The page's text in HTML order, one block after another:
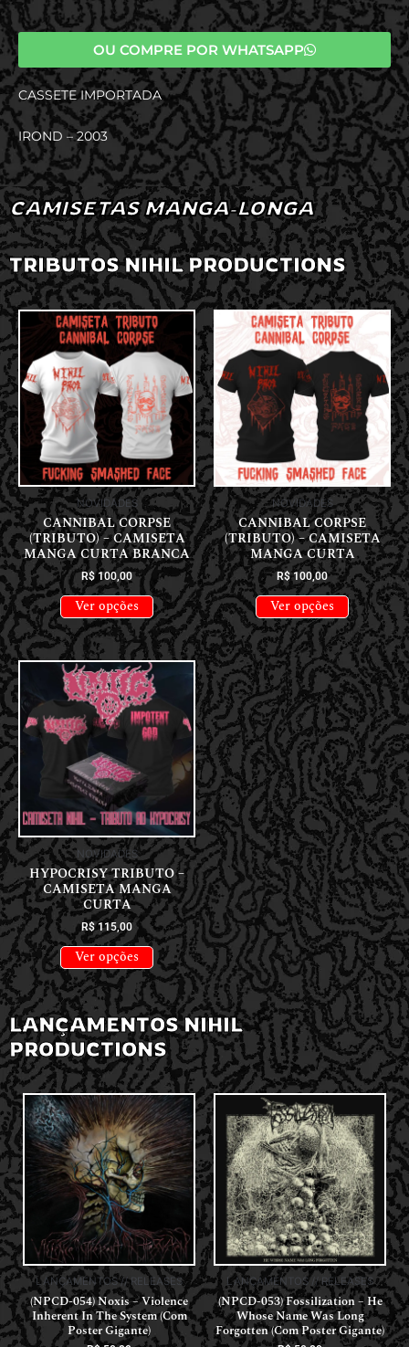
OU COMPRE POR WHATSAPP
CASSETE IMPORTADA
IROND – 2003
CAMISETAS MANGA-LONGA
TRIBUTOS NIHIL PRODUCTIONS
NOVIDADES
CANNIBAL CORPSE
(TRIBUTO) – CAMISETA
MANGA CURTA BRANCA
R$100,00
Ver opções
NOVIDADES
CANNIBAL CORPSE
(TRIBUTO) – CAMISETA
MANGA CURTA
R$100,00
Ver opções
NOVIDADES
HYPOCRISY TRIBUTO –
CAMISETA MANGA
CURTA
R$115,00
Ver opções
LANÇAMENTOS NIHIL
PRODUCTIONS
LANÇAMENTOS // RELEASES
(NPCD-054) Noxis – Violence
Inherent In The System (Com
Poster Gigante)
LANÇAMENTOS // RELEASES
(NPCD-053) Fossilization – He
Whose Name Was Long
Forgotten (Com Poster Gigante)